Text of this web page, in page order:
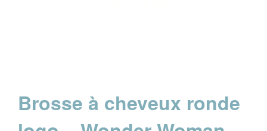
Brosse à cheveux ronde